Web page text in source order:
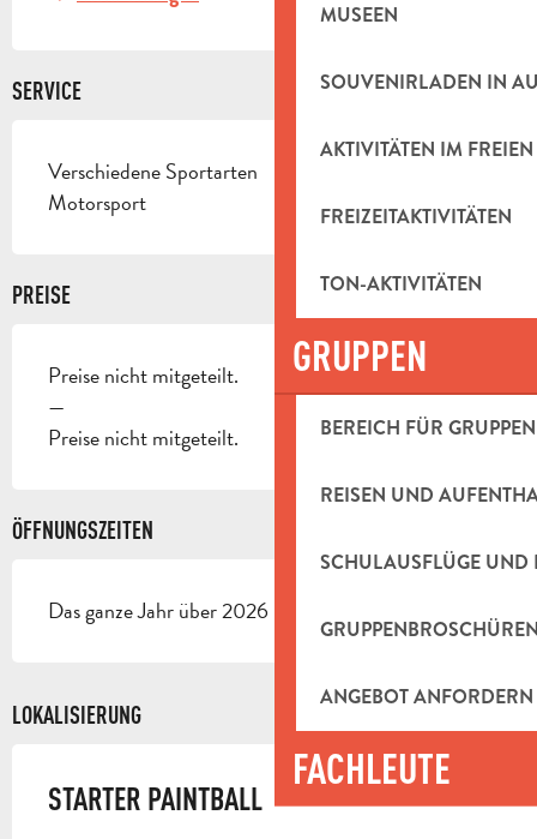
MUSEEN
SOUVENIRLADEN IN
AKTIVITÄTEN IM FREIEN
FREIZEITAKTIVITÄTEN
TON-AKTIVITÄTEN
GRUPPEN
BEREICH FÜR GRUPPEN
REISEN UND
SCHULAUSFLÜGE UND
ANGEBOT ANFORDERN
FACHLEUTE
SERVICE
Verschiedene Sportarten
Motorsport
PREISE
Preise nicht mitgeteilt.
—
Preise nicht mitgeteilt.
ÖFFNUNGSZEITEN
Das ganze Jahr über 2026 - Geöffnet jeden tag
LOKALISIERUNG
STARTER PAINTBALL